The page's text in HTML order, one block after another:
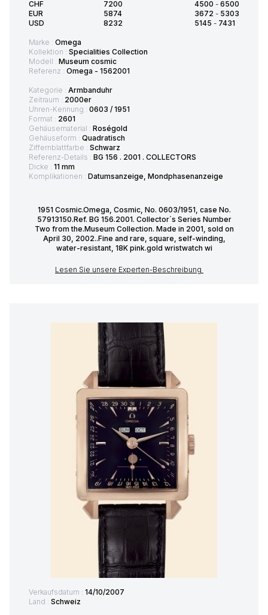
CHF
EUR
USD
7200
5874
8232
4500 - 6500
3672 - 5303
5145 - 7431
Marke : Omega
Kollektion : Specialities Collection
Modell : Museum cosmic
Referenz : Omega - 1562001
Kategorie : Armbanduhr
Zeitraum : 2000er
Uhren-Kennung : 0603 / 1951
Format : 2601
Gehäusematerial : Roségold
Gehäuseform : Quadratisch
Ziffernblattfarbe : Schwarz
Referenz-Details : BG 156 . 2001 . COLLECTORS
Dicke : 11 mm
Komplikationen : Datumsanzeige, Mondphasenanzeige
1951 Cosmic.Omega, Cosmic, No. 0603/1951, case No.
57913150.Ref. BG 156.2001. Collector`s Series Number
Two from the.Museum Collection. Made in 2001, sold on
April 30, 2002..Fine and rare, square, self-winding,
water-resistant, 18K pink.gold wristwatch wi
Lesen Sie unsere Experten-Beschreibung
Verkaufsdatum : 14/10/2007
Land : Schweiz